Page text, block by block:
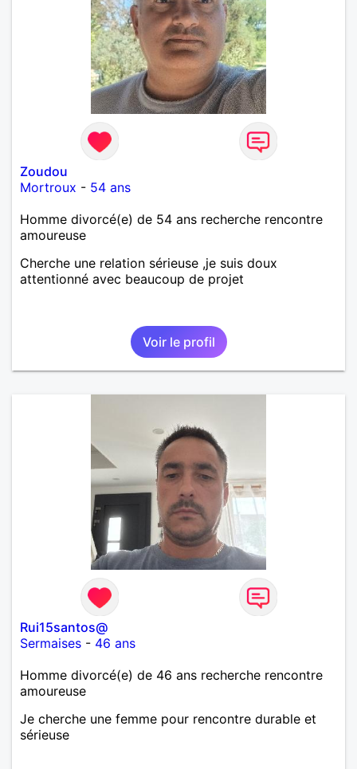
Zoudou
Mortroux - 54 ans
Homme divorcé(e) de 54 ans recherche rencontre
amoureuse
Cherche une relation sérieuse ,je suis doux
attentionné avec beaucoup de projet
Voir le profil
Rui15santos@
Sermaises - 46 ans
Homme divorcé(e) de 46 ans recherche rencontre
amoureuse
Je cherche une femme pour rencontre durable et
sérieuse